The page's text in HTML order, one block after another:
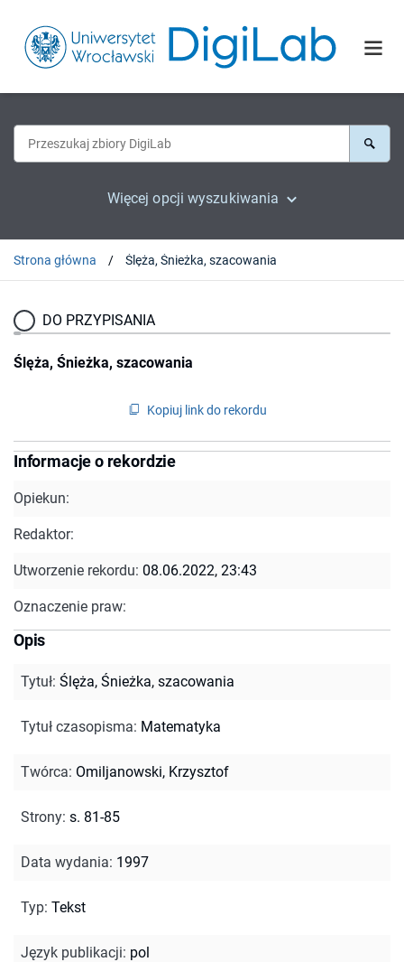
Więcej opcji wyszukiwania
Strona główna Ślęża, Śnieżka, szacowania
DO PRZYPISANIA
Ślęża, Śnieżka, szacowania
Kopiuj link do rekordu
Informacje o rekordzie
Opiekun:
Redaktor:
Utworzenie rekordu: 08.06.2022, 23:43
Oznaczenie praw:
Opis
Tytuł: Ślęża, Śnieżka, szacowania
Tytuł czasopisma: Matematyka
Twórca: Omiljanowski, Krzysztof
Strony: s. 81-85
Data wydania: 1997
Typ: Tekst
Język publikacji: pol